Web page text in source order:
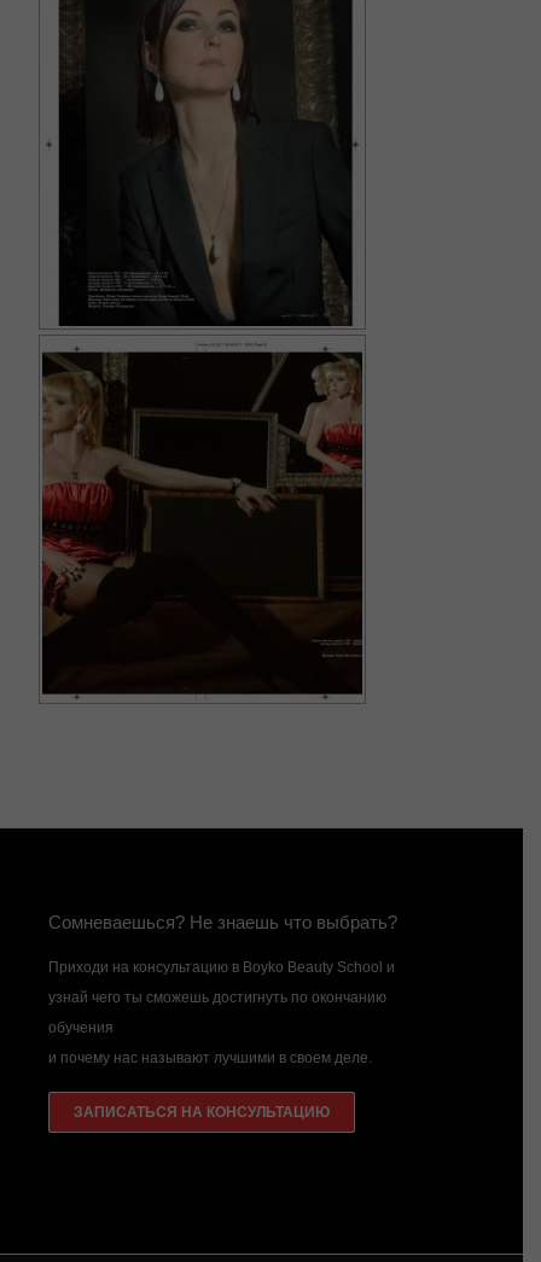
Сомневаешься? Не знаешь что выбрать?
Приходи на консультацию в Boyko Beauty School и
узнай чего ты сможешь достигнуть по окончанию
обучения
и почему нас называют лучшими в своем деле.
ЗАПИСАТЬСЯ НА КОНСУЛЬТАЦИЮ